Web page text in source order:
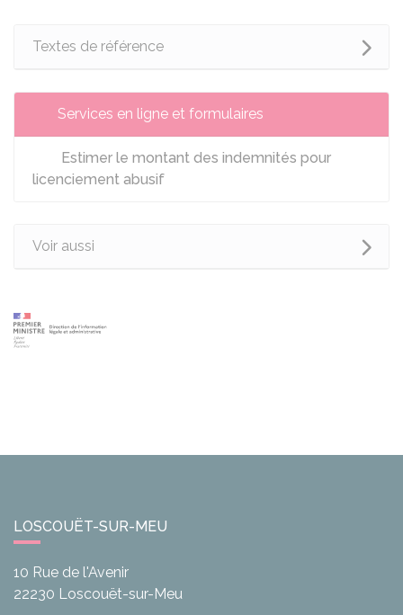
Textes de référence
Services en ligne et formulaires
Estimer le montant des indemnités pour
licenciement abusif
Voir aussi
LOSCOUËT-SUR-MEU
10 Rue de l'Avenir
22230 Loscouët-sur-Meu